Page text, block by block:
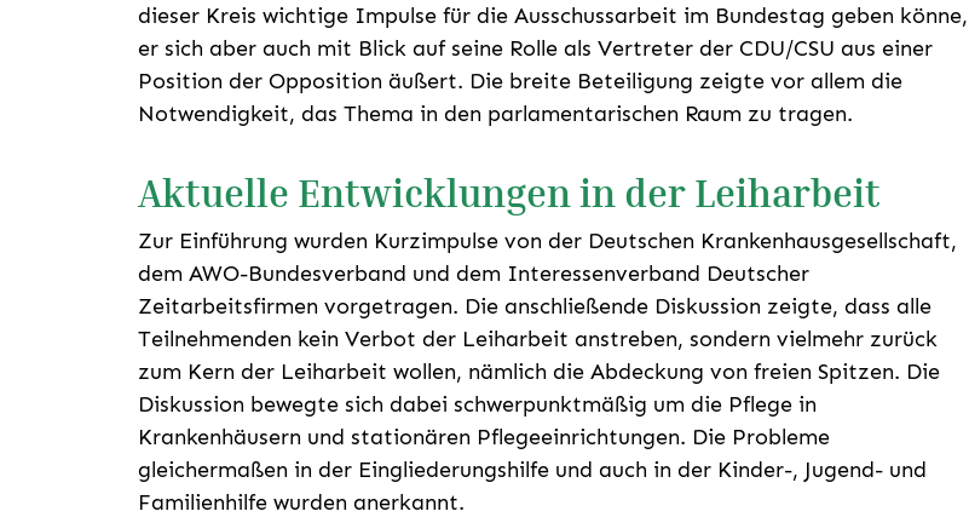
dieser Kreis wichtige Impulse für die Ausschussarbeit im Bundestag geben könne,
er sich aber auch mit Blick auf seine Rolle als Vertreter der CDU/CSU aus einer
Position der Opposition äußert. Die breite Beteiligung zeigte vor allem die
Notwendigkeit, das Thema in den parlamentarischen Raum zu tragen.
Aktuelle Entwicklungen in der Leiharbeit
Zur Einführung wurden Kurzimpulse von der Deutschen Krankenhausgesellschaft,
dem AWO-Bundesverband und dem Interessenverband Deutscher
Zeitarbeitsfirmen vorgetragen. Die anschließende Diskussion zeigte, dass alle
Teilnehmenden kein Verbot der Leiharbeit anstreben, sondern vielmehr zurück
zum Kern der Leiharbeit wollen, nämlich die Abdeckung von freien Spitzen. Die
Diskussion bewegte sich dabei schwerpunktmäßig um die Pflege in
Krankenhäusern und stationären Pflegeeinrichtungen. Die Probleme
gleichermaßen in der Eingliederungshilfe und auch in der Kinder-, Jugend- und
Familienhilfe wurden anerkannt.